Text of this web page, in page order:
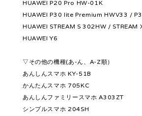
HUAWEI P20 Pro HW-01K
HUAWEI P30 lite Premium HWV33 /
HUAWEI STREAM S 302HW / STREAM
HUAWEI Y6
▽その他の機種(あ-ん、A-Z順）
あんしんスマホ KY-51B
かんたんスマホ 705KC
あんしんファミリースマホ A303ZT
シンプルスマホ 204SH